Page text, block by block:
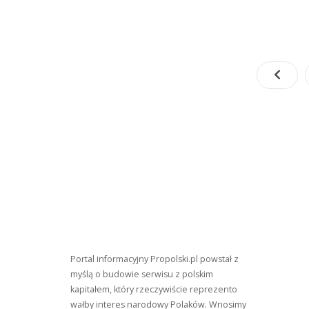
Nie
Było
Portal informacyjny Propolski.pl powstał z
myślą o budowie serwisu z polskim
kapitałem, który rzeczywiście reprezento
wałby interes narodowy Polaków. Wnosimy